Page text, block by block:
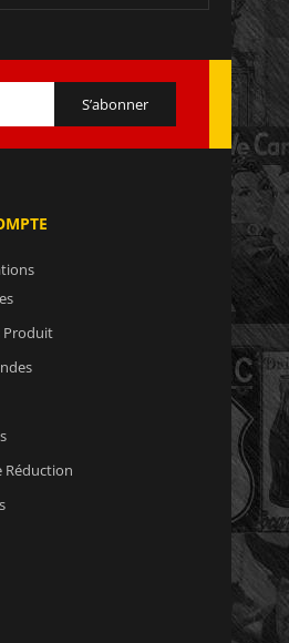
Produit
Réduction